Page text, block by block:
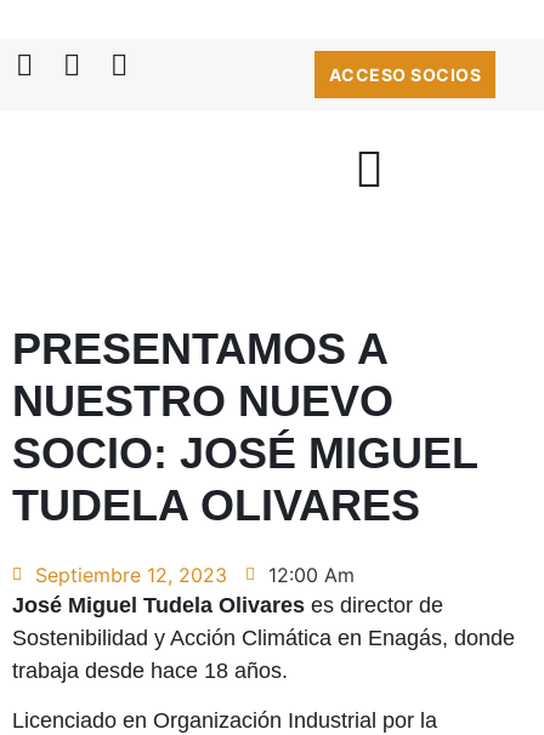
ACCESO SOCIOS
PRESENTAMOS A
NUESTRO NUEVO
SOCIO: JOSÉ MIGUEL
TUDELA OLIVARES
Septiembre 12, 2023
12:00 Am
José Miguel Tudela Olivares es director de
Sostenibilidad y Acción Climática en Enagás, donde
trabaja desde hace 18 años.
Licenciado en Organización Industrial por la